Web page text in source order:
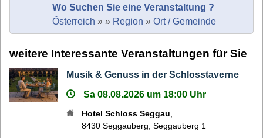
Wo Suchen Sie eine Veranstaltung ?
Österreich » » Region » Ort / Gemeinde
weitere Interessante Veranstaltungen für Sie
Musik & Genuss in der Schlosstaverne
Sa 08.08.2026 um 18:00 Uhr
Hotel Schloss Seggau
8430 Seggauberg ,Seggauberg 1